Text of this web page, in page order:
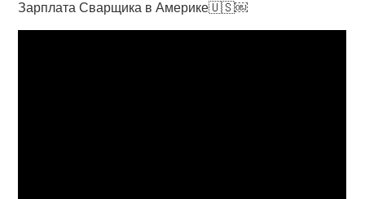
Зарплата Сварщика в Америке🇺🇸￼